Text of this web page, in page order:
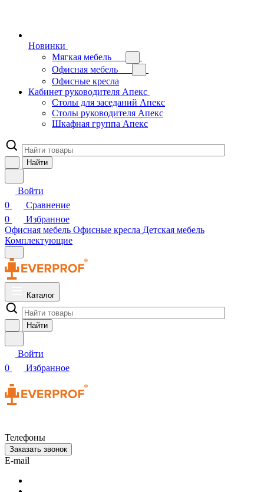
Новинки
Мягкая мебель
Офисная мебель
Офисные кресла
Кабинет руководителя Апекс
Столы для заседаний Апекс
Столы руководителя Апекс
Шкафная группа Апекс
Найти
Войти
0
Сравнение
0
Избранное
Офисная мебель Офисные кресла Детская мебель
Комплектующие
Каталог
Найти
Войти
0
Избранное
Телефоны
Заказать звонок
E-mail